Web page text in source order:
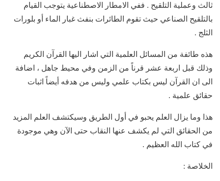
ثالث وعملية التلقيح . ففي الامطار الاصطناعية يتوجب القيام
بالتلقيح الصناعي حيث تقوم الطائرات بنفث غبار الماء أو بلورات
الثلج .
هذه طائفة من المسائل العلمية التي اشار اليها القرآن الكريم
وذلك قبل اربعة عشر قرناً من الزمن وفي محيط جاهل ، اضافة
الى ان القرآن ليس بكتاب علمي وليس من هدفه أيضاً اثبات
حقائق علمية .
هذا وما يزال العلم يحبو في أول الطريق وسيكتشف العلم المزيد
من الحقائق التي لم يكشف عنها النقاب حتى الآن وهي موجودة
في كتاب الله العظيم .
الخلاصة :